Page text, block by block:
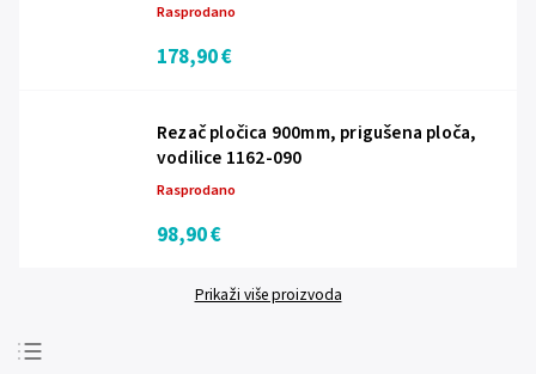
Rasprodano
178,90 €
Rezač pločica 900mm, prigušena ploča,
vodilice 1162-090
Rasprodano
98,90 €
Prikaži više proizvoda